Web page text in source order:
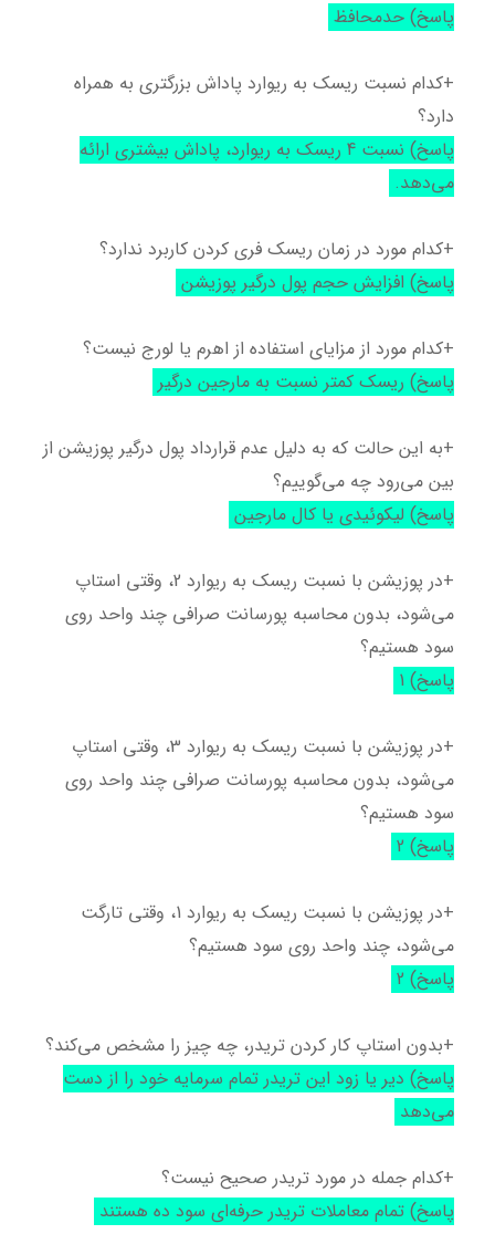
پاسخ) حدمحافظ
+کدام نسبت ریسک به ریوارد پاداش بزرگتری به همراه
دارد؟
پاسخ) نسبت 4 ریسک به ریوارد، پاداش بیشتری ارائه
می‌دهد.
+کدام مورد در زمان ریسک فری کردن کاربرد ندارد؟
پاسخ) افزایش حجم پول درگیر پوزیشن
+کدام مورد از مزایای استفاده از اهرم یا لورج نیست؟
پاسخ) ریسک کمتر نسبت به مارجین درگیر
+به این حالت که به دلیل عدم قرارداد پول درگیر پوزیشن از
بین می‌رود چه می‌گوییم؟
پاسخ) لیکوئیدی یا کال مارجین
+در پوزیشن با نسبت ریسک به ریوارد 2، وقتی استاپ
می‌شود، بدون محاسبه پورسانت صرافی چند واحد روی
سود هستیم؟
پاسخ) 1
+در پوزیشن با نسبت ریسک به ریوارد 3، وقتی استاپ
می‌شود، بدون محاسبه پورسانت صرافی چند واحد روی
سود هستیم؟
پاسخ) 2
+در پوزیشن با نسبت ریسک به ریوارد 1، وقتی تارگت
می‌شود، چند واحد روی سود هستیم؟
پاسخ) 2
+بدون استاپ کار کردن تریدر، چه چیز را مشخص می‌کند؟
پاسخ) دیر یا زود این تریدر تمام سرمایه خود را از دست
می‌دهد
+کدام جمله در مورد تریدر صحیح نیست؟
پاسخ) تمام معاملات تریدر حرفه‌ای سود ده هستند